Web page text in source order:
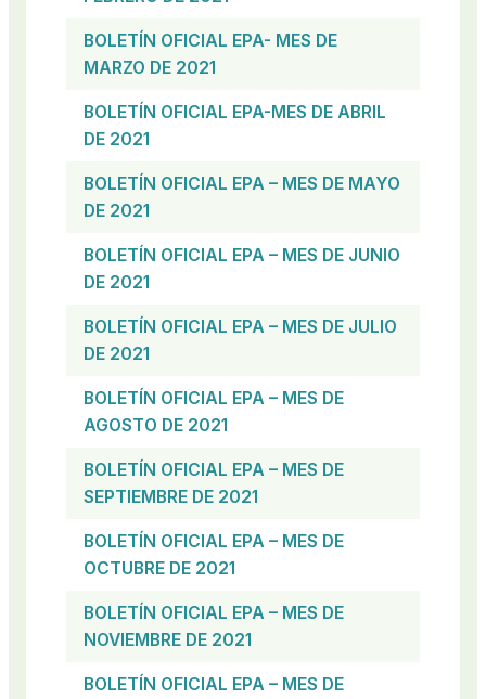
BOLETÍN OFICIAL EPA- MES DE
MARZO DE 2021
BOLETÍN OFICIAL EPA-MES DE ABRIL
DE 2021
BOLETÍN OFICIAL EPA – MES DE MAYO
DE 2021
BOLETÍN OFICIAL EPA – MES DE JUNIO
DE 2021
BOLETÍN OFICIAL EPA – MES DE JULIO
DE 2021
BOLETÍN OFICIAL EPA – MES DE
AGOSTO DE 2021
BOLETÍN OFICIAL EPA – MES DE
SEPTIEMBRE DE 2021
BOLETÍN OFICIAL EPA – MES DE
OCTUBRE DE 2021
BOLETÍN OFICIAL EPA – MES DE
NOVIEMBRE DE 2021
BOLETÍN OFICIAL EPA – MES DE